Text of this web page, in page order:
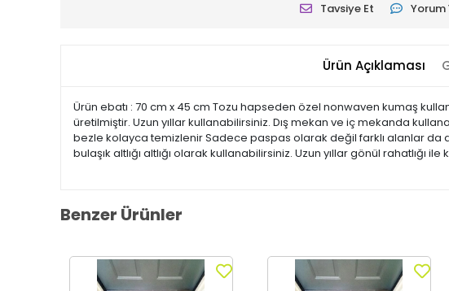
Tavsiye Et Yorum
Ürün Açıklaması
Ürün ebatı : 70 cm x 45 cm Tozu hapseden özel nonwaven kumaş
üretilmiştir. Uzun yıllar kullanabilirsiniz. Dış mekan ve iç mekanda
bezle kolayca temizlenir Sadece paspas olarak değil farklı alanlar da
bulaşık altlığı altlığı olarak kullanabilirsiniz. Uzun yıllar gönül rahatlığı
Benzer Ürünler